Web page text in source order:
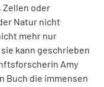
Zellen oder
Natur nicht
mehr nur
kann geschrieben
Amy
Buch die immensen